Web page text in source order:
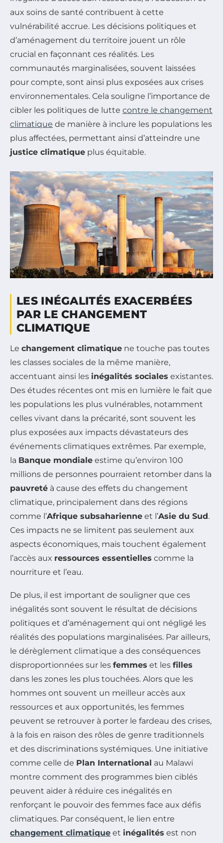
aux soins de santé contribuent à cette
vulnérabilité accrue. Les décisions politiques et
d’aménagement du territoire jouent un rôle
crucial en façonnant ces réalités. Les
communautés marginalisées, souvent laissées
pour compte, sont ainsi plus exposées aux crises
environnementales. Cela souligne l’importance de
cibler les politiques de lutte contre le changement
climatique de manière à inclure les populations les
plus affectées, permettant ainsi d’atteindre une
justice climatique plus équitable.
LES INÉGALITÉS EXACERBÉES
PAR LE CHANGEMENT
CLIMATIQUE
Le changement climatique ne touche pas toutes
les classes sociales de la même manière,
accentuant ainsi les inégalités sociales existantes.
Des études récentes ont mis en lumière le fait que
les populations les plus vulnérables, notamment
celles vivant dans la précarité, sont souvent les
plus exposées aux impacts dévastateurs des
événements climatiques extrêmes. Par exemple,
la Banque mondiale estime qu’environ 100
millions de personnes pourraient retomber dans la
pauvreté à cause des effets du changement
climatique, principalement dans des régions
comme l’Afrique subsaharienne et l’Asie du Sud.
Ces impacts ne se limitent pas seulement aux
aspects économiques, mais touchent également
l’accès aux ressources essentielles comme la
nourriture et l’eau.
De plus, il est important de souligner que ces
inégalités sont souvent le résultat de décisions
politiques et d’aménagement qui ont négligé les
réalités des populations marginalisées. Par ailleurs,
le dérèglement climatique a des conséquences
disproportionnées sur les femmes et les filles
dans les zones les plus touchées. Alors que les
hommes ont souvent un meilleur accès aux
ressources et aux opportunités, les femmes
peuvent se retrouver à porter le fardeau des crises,
à la fois en raison des rôles de genre traditionnels
et des discriminations systémiques. Une initiative
comme celle de Plan International au Malawi
montre comment des programmes bien ciblés
peuvent aider à réduire ces inégalités en
renforçant le pouvoir des femmes face aux défis
climatiques. Par conséquent, le lien entre
changement climatique et inégalités est non